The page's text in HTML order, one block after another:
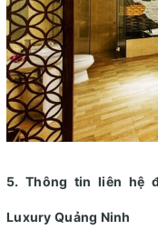
5. Thông tin liên hệ
Luxury Quảng Ninh